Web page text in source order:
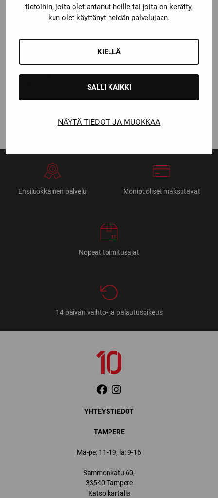
tietoihin, joita olet antanut heille tai joita on kerätty,
kun olet käyttänyt heidän palvelujaan.
KIELLÄ
SALLI KAIKKI
NÄYTÄ TIEDOT JA MUOKKAA
Bauer
BAUER
Katso kaikki vaihtoehdot
Ensiluokkainen palvelu Monipuoliset maksutavat
Nopeat toimitusajat
14 päivän vaihto- ja palautusoikeus
YHTEYSTIEDOT
TAMPERE
Ma-pe: 11-19, la: 9-16
Sammonkatu 60,
33540 Tampere
Katso kartalla